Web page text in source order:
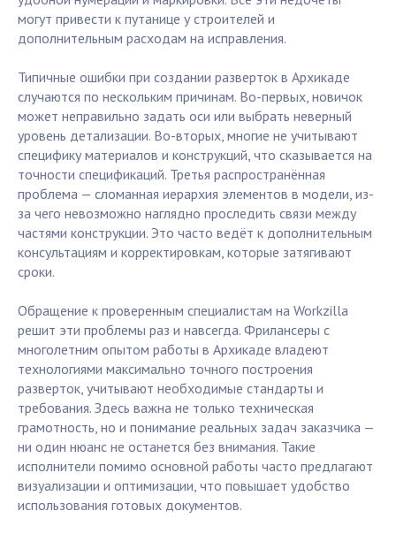
могут привести к путанице у строителей и
дополнительным расходам на исправления.
Типичные ошибки при создании разверток в Архикаде
случаются по нескольким причинам. Во-первых, новичок
может неправильно задать оси или выбрать неверный
уровень детализации. Во-вторых, многие не учитывают
специфику материалов и конструкций, что сказывается на
точности спецификаций. Третья распространённая
проблема — сломанная иерархия элементов в модели, из-
за чего невозможно наглядно проследить связи между
частями конструкции. Это часто ведёт к дополнительным
консультациям и корректировкам, которые затягивают
сроки.
Обращение к проверенным специалистам на Workzilla
решит эти проблемы раз и навсегда. Фрилансеры с
многолетним опытом работы в Архикаде владеют
технологиями максимально точного построения
разверток, учитывают необходимые стандарты и
требования. Здесь важна не только техническая
грамотность, но и понимание реальных задач заказчика —
ни один нюанс не останется без внимания. Такие
исполнители помимо основной работы часто предлагают
визуализации и оптимизации, что повышает удобство
использования готовых документов.